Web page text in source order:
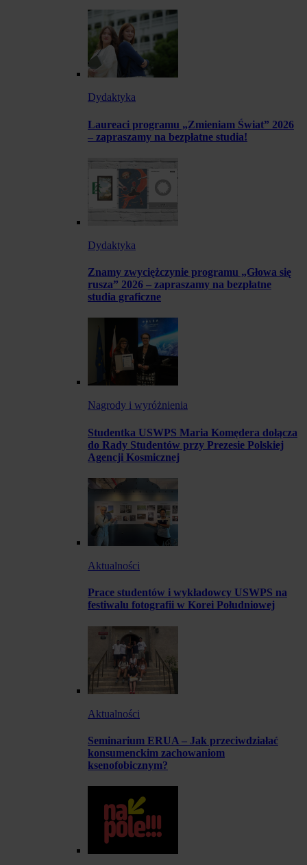
Dydaktyka
Laureaci programu „Zmieniam Świat” 2026
– zapraszamy na bezpłatne studia!
Dydaktyka
Znamy zwyciężczynie programu „Głowa się
rusza” 2026 – zapraszamy na bezpłatne
studia graficzne
Nagrody i wyróżnienia
Studentka USWPS Maria Komędera dołącza
do Rady Studentów przy Prezesie Polskiej
Agencji Kosmicznej
Aktualności
Prace studentów i wykładowcy USWPS na
festiwalu fotografii w Korei Południowej
Aktualności
Seminarium ERUA – Jak przeciwdziałać
konsumenckim zachowaniom
ksenofobicznym?